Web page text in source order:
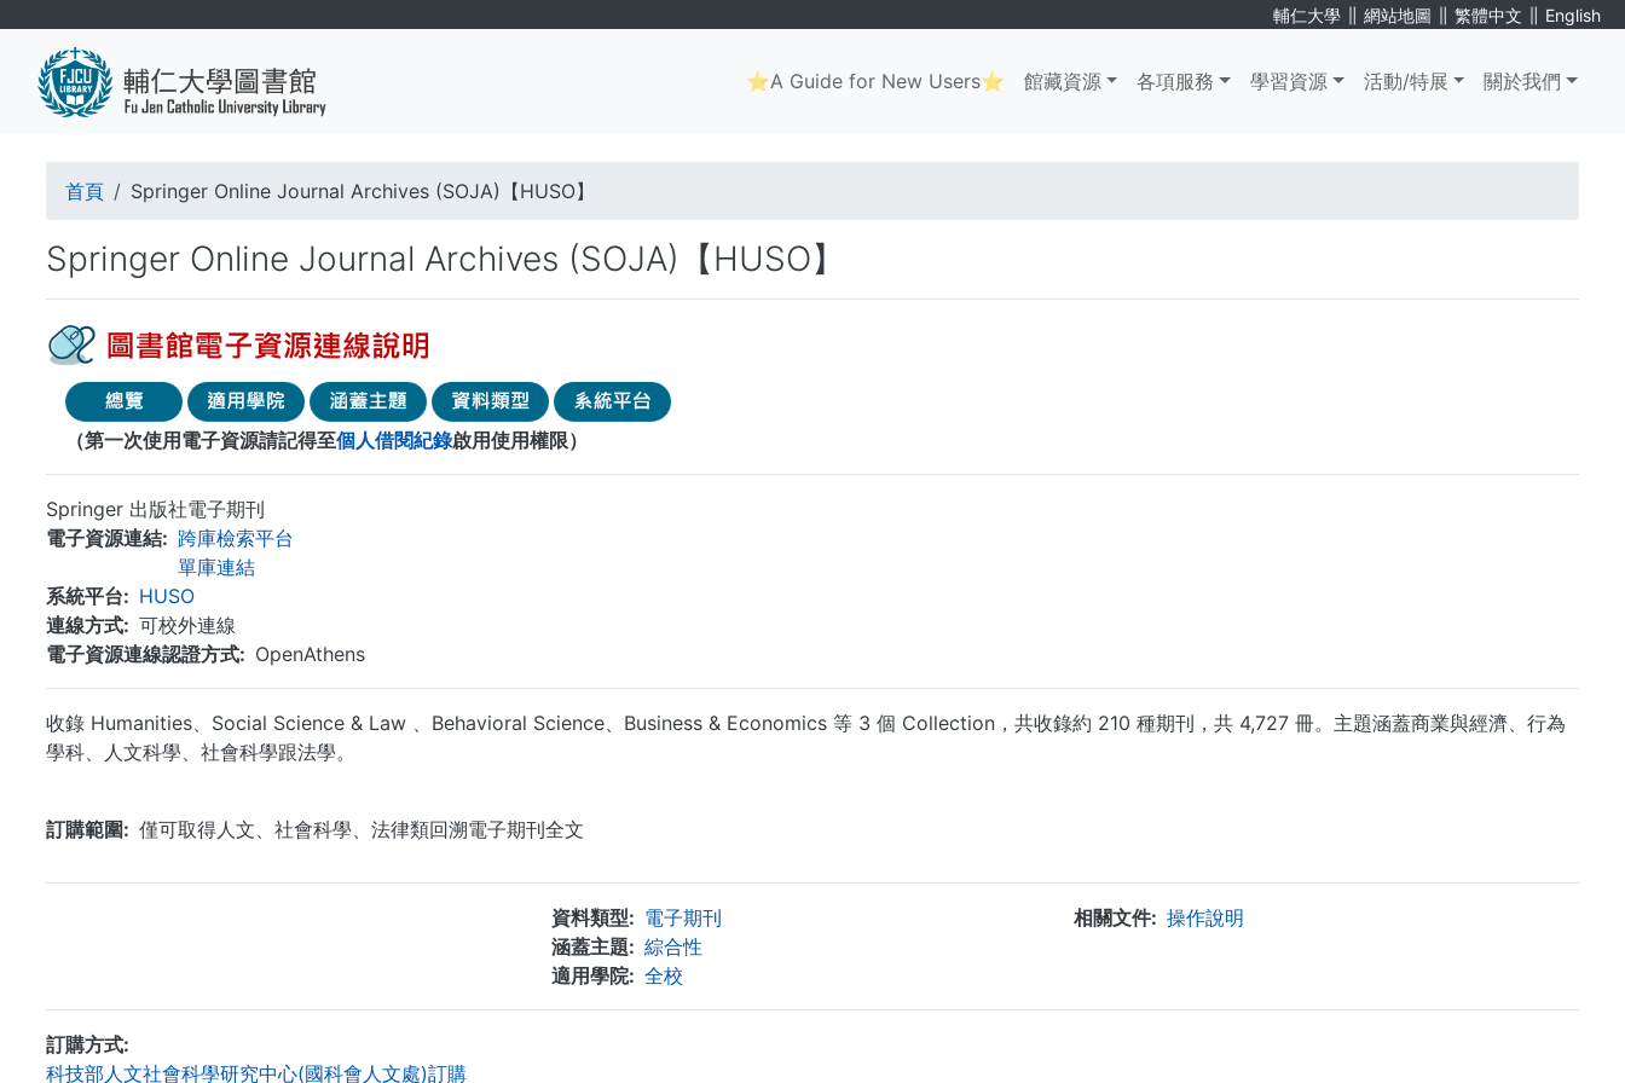
輔仁大學 ∥ 網站地圖 ∥ 繁體中文 ∥ English
Main
navigation
⭐A Guide for New Users⭐ 館藏資源 各項服務 學習資源 活動/特展 關於我們
導
連
結
首頁 Springer Online Journal Archives (SOJA)【HUSO】
Springer Online Journal Archives (SOJA)【HUSO】
（第一次使用電子資源請記得至個人借閱紀錄啟用使用權限）
Springer 出版社電子期刊
電子資源連結
跨庫檢索平台
單庫連結
系統平台
HUSO
連線方式
可校外連線
電子資源連線認證方式
OpenAthens
收錄 Humanities、Social Science & Law 、Behavioral Science、Business & Economics 等 3 個 Collection，共收錄約 210 種期刊，共 4,727 冊。主題涵蓋商業與經濟、行為
學科、人文科學、社會科學跟法學。
訂購範圍
僅可取得人文、社會科學、法律類回溯電子期刊全文
資料類型
電子期刊
涵蓋主題
綜合性
適用學院
全校
相關文件 操作說明
訂購方式
科技部人文社會科學研究中心(國科會人文處)訂購